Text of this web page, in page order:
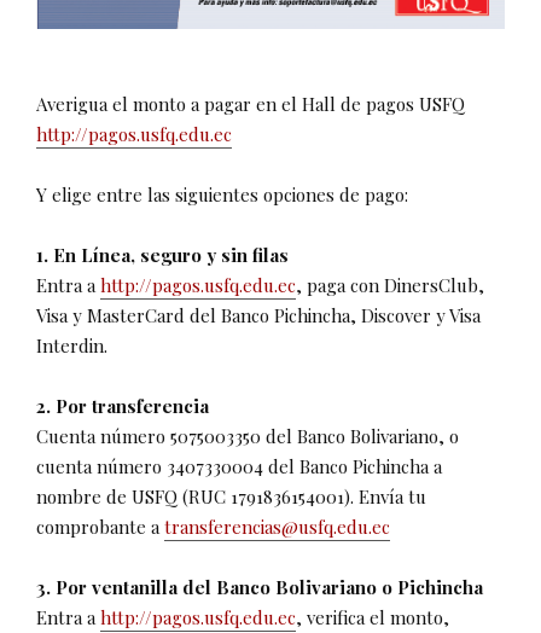
Averigua el monto a pagar en el Hall de pagos USFQ
http://pagos.usfq.edu.ec
Y elige entre las siguientes opciones de pago:
1. En Línea, seguro y sin filas
Entra a http://pagos.usfq.edu.ec, paga con DinersClub,
Visa y MasterCard del Banco Pichincha, Discover y Visa
Interdin.
2. Por transferencia
Cuenta número 5075003350 del Banco Bolivariano, o
cuenta número 3407330004 del Banco Pichincha a
nombre de USFQ (RUC 1791836154001). Envía tu
comprobante a transferencias@usfq.edu.ec
3. Por ventanilla del Banco Bolivariano o Pichincha
Entra a http://pagos.usfq.edu.ec, verifica el monto,